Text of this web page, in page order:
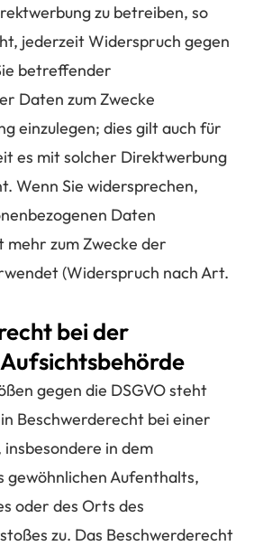
zu betreiben, so
jederzeit Widerspruch gegen
betreffender
Daten zum Zwecke
einzulegen; dies gilt auch für
es mit solcher Direktwerbung
Wenn Sie widersprechen,
Daten
mehr zum Zwecke der
(Widerspruch nach Art.
bei der
gegen die DSGVO steht
Beschwerderecht bei einer
in dem
gewöhnlichen Aufenthalts,
oder des Orts des
zu. Das Beschwerderecht